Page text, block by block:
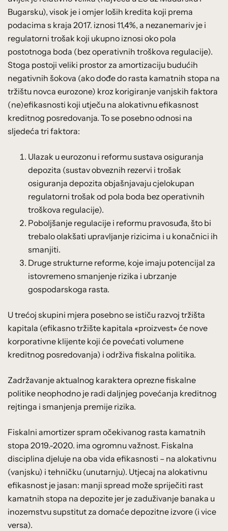
Bugarsku), visok je i omjer loših kredita koji prema
podacima s kraja 2017. iznosi 11,4%, a nezanemariv je i
regulatorni trošak koji ukupno iznosi oko pola
postotnoga boda (bez operativnih troškova regulacije).
Stoga postoji veliki prostor za amortizaciju budućih
negativnih šokova (ako dođe do rasta kamatnih stopa na
tržištu novca eurozone) kroz korigiranje vanjskih faktora
(ne)efikasnosti koji utječu na alokativnu efikasnost
kreditnog posredovanja. To se posebno odnosi na
sljedeća tri faktora:
Ulazak u eurozonu i reformu sustava osiguranja
depozita (sustav obveznih rezervi i trošak
osiguranja depozita objašnjavaju cjelokupan
regulatorni trošak od pola boda bez operativnih
troškova regulacije).
Poboljšanje regulacije i reformu pravosuđa, što bi
trebalo olakšati upravljanje rizicima i u konačnici ih
smanjiti.
Druge strukturne reforme, koje imaju potencijal za
istovremeno smanjenje rizika i ubrzanje
gospodarskoga rasta.
U trećoj skupini mjera posebno se ističu razvoj tržišta
kapitala (efikasno tržište kapitala «proizvest» će nove
korporativne klijente koji će povećati volumene
kreditnog posredovanja) i održiva fiskalna politika.
Zadržavanje aktualnog karaktera oprezne fiskalne
politike neophodno je radi daljnjeg povećanja kreditnog
rejtinga i smanjenja premije rizika.
Fiskalni amortizer spram očekivanog rasta kamatnih
stopa 2019.-2020. ima ogromnu važnost. Fiskalna
disciplina djeluje na oba vida efikasnosti – na alokativnu
(vanjsku) i tehničku (unutarnju). Utjecaj na alokativnu
efikasnost je jasan: manji spread može spriječiti rast
kamatnih stopa na depozite jer je zaduživanje banaka u
inozemstvu supstitut za domaće depozitne izvore (i vice
versa).